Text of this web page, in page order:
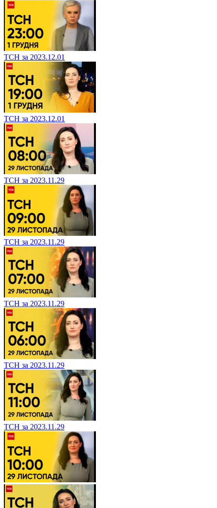
ТСН за 2023.12.01
ТСН за 2023.12.01
ТСН за 2023.11.29
ТСН за 2023.11.29
ТСН за 2023.11.29
ТСН за 2023.11.29
ТСН за 2023.11.29